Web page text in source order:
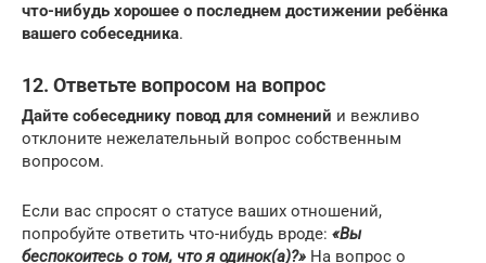
что-нибудь хорошее о последнем достижении ребёнка
вашего собеседника.
12. Ответьте вопросом на вопрос
Дайте собеседнику повод для сомнений и вежливо
отклоните нежелательный вопрос собственным
вопросом.
Если вас спросят о статусе ваших отношений,
попробуйте ответить что-нибудь вроде: «Вы
беспокоитесь о том, что я одинок(а)?» На вопрос о